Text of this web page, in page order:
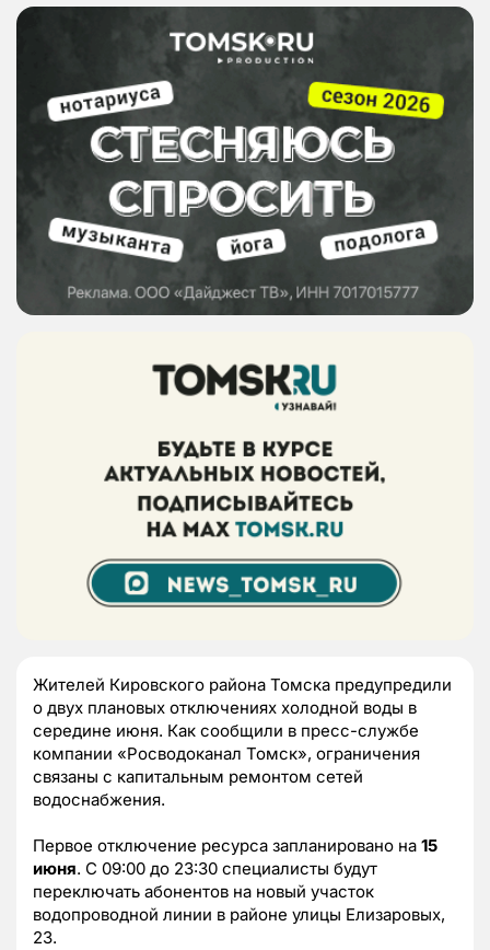
Жителей Кировского района Томска предупредили
о двух плановых отключениях холодной воды в
середине июня. Как сообщили в пресс-службе
компании «Росводоканал Томск», ограничения
связаны с капитальным ремонтом сетей
водоснабжения.
Первое отключение ресурса запланировано на 15
июня. С 09:00 до 23:30 специалисты будут
переключать абонентов на новый участок
водопроводной линии в районе улицы Елизаровых,
23.